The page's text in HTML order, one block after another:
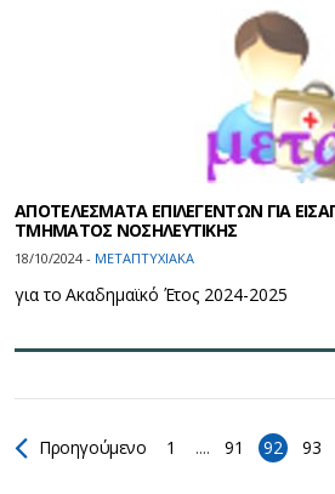
ΑΠΟΤΕΛΕΣΜΑΤΑ ΕΠΙΛΕΓΕΝΤΩΝ ΓΙΑ
ΤΜΗΜΑΤΟΣ ΝΟΣΗΛΕΥΤΙΚΗΣ
18/10/2024 - ΜΕΤΑΠΤΥΧΙΑΚΑ
για το Ακαδημαϊκό Έτος 2024-2025
Προηγούμενο 1 .... 91 92 93